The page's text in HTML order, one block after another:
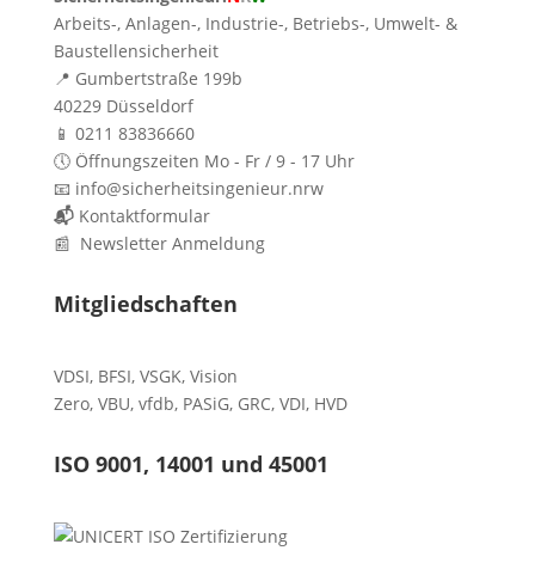
Arbeits-, Anlagen-, Industrie-, Betriebs-, Umwelt- &
Baustellensicherheit
📍 Gumbertstraße 199b
40229 Düsseldorf
📱 0211 83836660
🕔 Öffnungszeiten Mo - Fr / 9 - 17 Uhr
📧 info@sicherheitsingenieur.nrw
📬 Kontaktformular
📰 Newsletter Anmeldung
Mitgliedschaften
VDSI, BFSI, VSGK, Vision
Zero, VBU, vfdb, PASiG, GRC, VDI, HVD
ISO 9001, 14001 und 45001